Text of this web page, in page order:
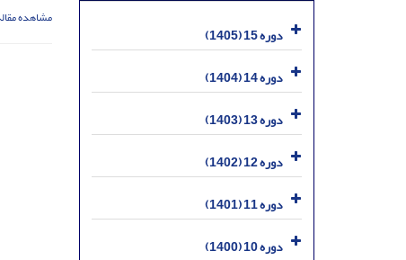
مشاهده
دوره 15 (1405)
دوره 14 (1404)
دوره 13 (1403)
دوره 12 (1402)
دوره 11 (1401)
دوره 10 (1400)